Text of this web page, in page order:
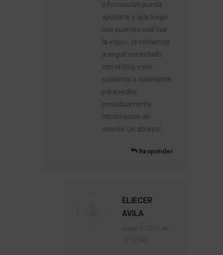
información pueda
ayudarte y que luego
nos cuentes cuál fue
la «tipo», te invitamos
a seguir conectado
con el blog y por
supuesto a suscribirte
para recibir
periodicamente
información de
interés. Un abrazo!
Responder
ELIECER
AVILA